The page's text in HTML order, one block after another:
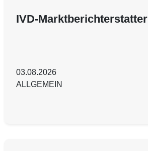
IVD-Marktberichterstatter
03.08.2026
ALLGEMEIN